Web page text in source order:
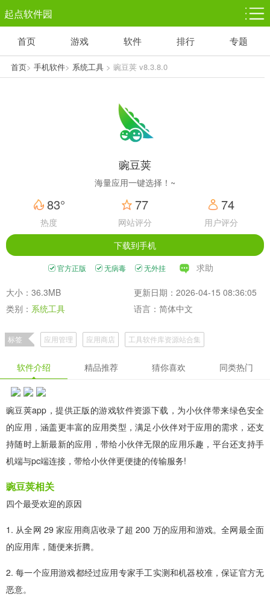
起点软件园
塔防游戏
1千+款游戏
休闲益智
1万+款游戏
体育竞技
5百+款游戏
3百+款游戏
首页 游戏 软件 排行 专题
首页> 手机软件> 系统工具> 豌豆荚 v8.3.8.0
豌豆荚
海量应用一键选择！~
83°
热度
77
网站评分
74
用户评分
下载到手机
官方正版 无病毒 无外挂 求助
大小：36.3MB
更新日期：2026-04-15 08:36:05
类别： 系统工具 语言：简体中文
标签 应用管理 应用商店
工具软件库资源站合集
软件介绍 精品推荐 猜你喜欢 同类热门
豌豆荚app，提供正版的游戏软件资源下载，为小伙伴带来绿色安全
的应用，涵盖更丰富的应用类型，满足小伙伴对于应用的需求，还支
持随时上新最新的应用，带给小伙伴无限的应用乐趣，平台还支持手
机端与pc端连接，带给小伙伴更便捷的传输服务!
豌豆荚相关
四个最受欢迎的原因
1. 从全网 29 家应用商店收录了超 200 万的应用和游戏。全网最全面
的应用库，随便来折腾。
2. 每一个应用游戏都经过应用专家手工实测和机器校准，保证官方无
恶意。